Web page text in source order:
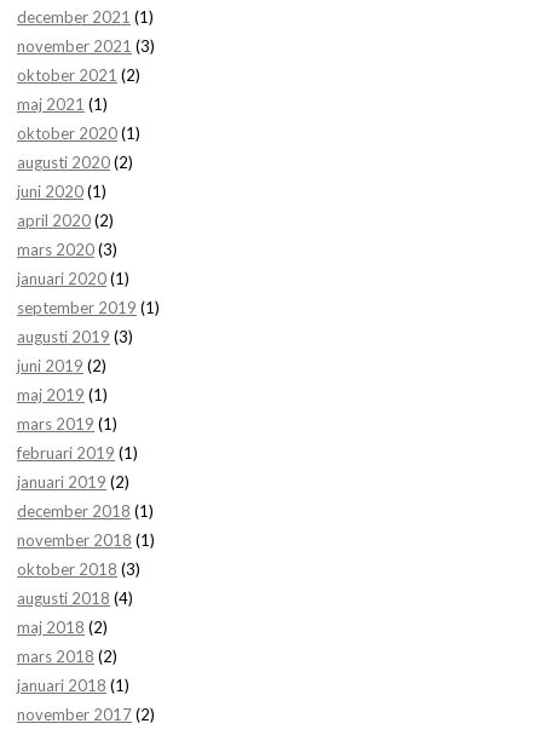
december 2021 (1)
november 2021 (3)
oktober 2021 (2)
maj 2021 (1)
oktober 2020(1)
augusti 2020(2)
juni 2020(1)
april 2020(2)
mars 2020(3)
januari 2020(1)
september 2019 (1)
augusti 2019 (3)
juni 2019 (2)
maj 2019 (1)
mars 2019 (1)
februari 2019 (1)
januari 2019 (2)
december 2018 (1)
november 2018 (1)
oktober 2018 (3)
augusti 2018 (4)
maj 2018 (2)
mars 2018 (2)
januari 2018 (1)
november 2017(2)